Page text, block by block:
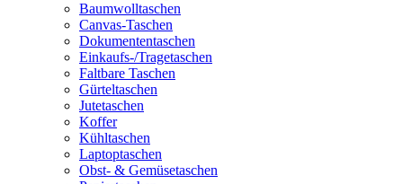
Baumwolltaschen
Canvas-Taschen
Dokumententaschen
Einkaufs-/Tragetaschen
Faltbare Taschen
Gürteltaschen
Jutetaschen
Koffer
Kühltaschen
Laptoptaschen
Obst- & Gemüsetaschen